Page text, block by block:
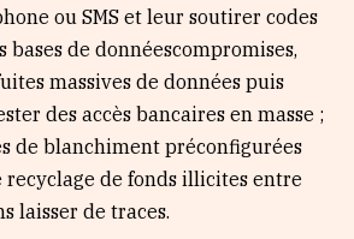
ou SMS et leur soutirer codes
de donnéescompromises,
massives de données puis
des accès bancaires en masse ;
de blanchiment préconfigurées
de fonds illicites entre
laisser de traces.